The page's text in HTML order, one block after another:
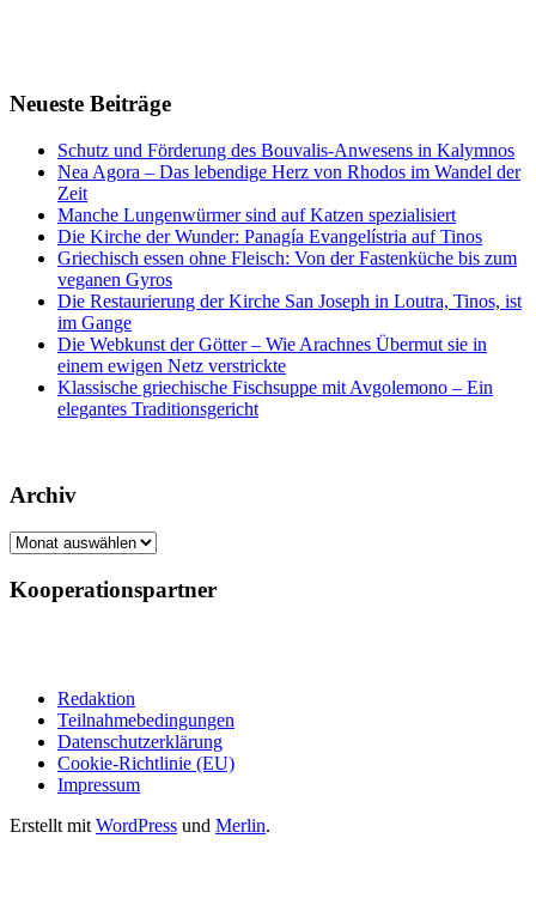
Neueste Beiträge
Schutz und Förderung des Bouvalis-Anwesens in Kalymnos
Nea Agora – Das lebendige Herz von Rhodos im Wandel der
Zeit
Manche Lungenwürmer sind auf Katzen spezialisiert
Die Kirche der Wunder: Panagía Evangelístria auf Tinos
Griechisch essen ohne Fleisch: Von der Fastenküche bis zum
veganen Gyros
Die Restaurierung der Kirche San Joseph in Loutra, Tinos, ist
im Gange
Die Webkunst der Götter – Wie Arachnes Übermut sie in
einem ewigen Netz verstrickte
Klassische griechische Fischsuppe mit Avgolemono – Ein
elegantes Traditionsgericht
Archiv
Archiv
Kooperationspartner
Redaktion
Teilnahmebedingungen
Datenschutzerklärung
Cookie-Richtlinie (EU)
Impressum
Erstellt mit WordPress und Merlin.